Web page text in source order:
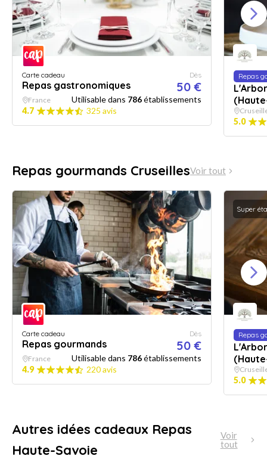
Carte cadeau
Repas gastronomiques
Dès
50 €
France Utilisable dans 786établissements
4.7
325 avis
Repas
5.0
Repas gourmands CruseillesVoir tout
Carte cadeau
Repas gourmands
Dès
50 €
France Utilisable dans 786établissements
4.9
220 avis
Super
Repas
5.0
Autres idées cadeaux Repas
Haute-Savoie
Voir
tout